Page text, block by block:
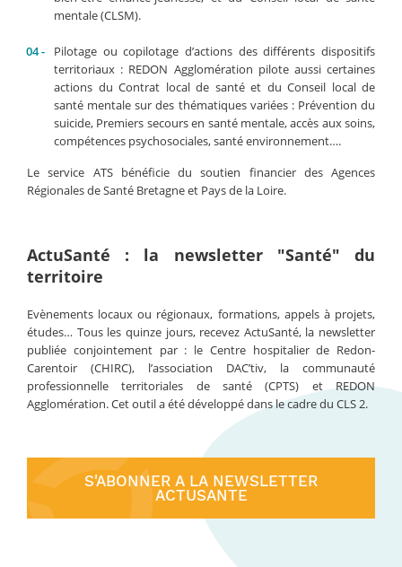
mentale (CLSM).
Pilotage ou copilotage d’actions des différents dispositifs
territoriaux : REDON Agglomération pilote aussi certaines
actions du Contrat local de santé et du Conseil local de
santé mentale sur des thématiques variées : Prévention du
suicide, Premiers secours en santé mentale, accès aux soins,
compétences psychosociales, santé environnement….
Le service ATS bénéficie du soutien financier des Agences
Régionales de Santé Bretagne et Pays de la Loire.
ActuSanté : la newsletter "Santé" du
territoire
Evènements locaux ou régionaux, formations, appels à projets,
études… Tous les quinze jours, recevez ActuSanté, la newsletter
publiée conjointement par : le Centre hospitalier de Redon-
Carentoir (CHIRC), l’association DAC’tiv, la communauté
professionnelle territoriales de santé (CPTS) et REDON
Agglomération. Cet outil a été développé dans le cadre du CLS 2.
S'ABONNER A LA NEWSLETTER
ACTUSANTE